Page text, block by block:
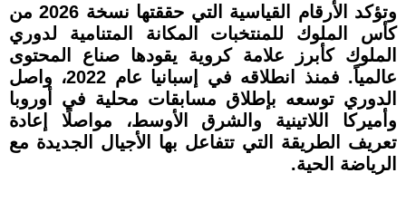
وتؤكد الأرقام القياسية التي حققتها نسخة 2026 من
كأس الملوك للمنتخبات المكانة المتنامية لدوري
الملوك كأبرز علامة كروية يقودها صناع المحتوى
عالمياً. فمنذ انطلاقه في إسبانيا عام 2022، واصل
الدوري توسعه بإطلاق مسابقات محلية في أوروبا
وأميركا اللاتينية والشرق الأوسط، مواصلًا إعادة
تعريف الطريقة التي تتفاعل بها الأجيال الجديدة مع
الرياضة الحية.